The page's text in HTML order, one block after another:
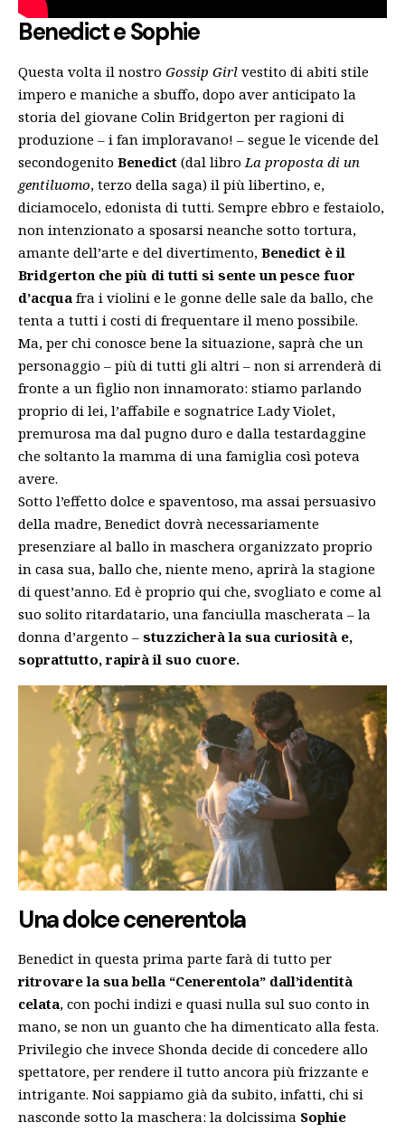
Benedict e Sophie
Questa volta il nostro Gossip Girl vestito di abiti stile
impero e maniche a sbuffo, dopo aver anticipato la
storia del giovane Colin Bridgerton per ragioni di
produzione – i fan imploravano! – segue le vicende del
secondogenito Benedict (dal libro La proposta di un
gentiluomo, terzo della saga) il più libertino, e,
diciamocelo, edonista di tutti. Sempre ebbro e festaiolo,
non intenzionato a sposarsi neanche sotto tortura,
amante dell’arte e del divertimento, Benedict è il
Bridgerton che più di tutti si sente un pesce fuor
d’acqua fra i violini e le gonne delle sale da ballo, che
tenta a tutti i costi di frequentare il meno possibile.
Ma, per chi conosce bene la situazione, saprà che un
personaggio – più di tutti gli altri – non si arrenderà di
fronte a un figlio non innamorato: stiamo parlando
proprio di lei, l’affabile e sognatrice Lady Violet,
premurosa ma dal pugno duro e dalla testardaggine
che soltanto la mamma di una famiglia così poteva
avere.
Sotto l’effetto dolce e spaventoso, ma assai persuasivo
della madre, Benedict dovrà necessariamente
presenziare al ballo in maschera organizzato proprio
in casa sua, ballo che, niente meno, aprirà la stagione
di quest’anno. Ed è proprio qui che, svogliato e come al
suo solito ritardatario, una fanciulla mascherata – la
donna d’argento – stuzzicherà la sua curiosità e,
soprattutto, rapirà il suo cuore.
Una dolce cenerentola
Benedict in questa prima parte farà di tutto per
ritrovare la sua bella “Cenerentola” dall’identità
celata, con pochi indizi e quasi nulla sul suo conto in
mano, se non un guanto che ha dimenticato alla festa.
Privilegio che invece Shonda decide di concedere allo
spettatore, per rendere il tutto ancora più frizzante e
intrigante. Noi sappiamo già da subito, infatti, chi si
nasconde sotto la maschera: la dolcissima Sophie